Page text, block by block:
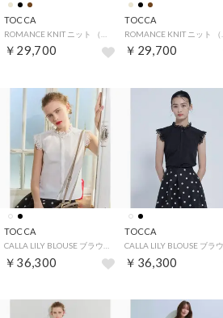
TOCCA
￥29,700
TOCCA
￥29,700
TOCCA
￥36,300
TOCCA
￥36,300